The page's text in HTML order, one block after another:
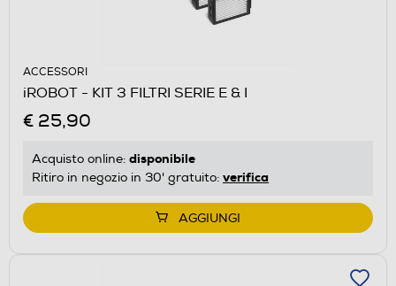
ACCESSORI
iROBOT - KIT 3 FILTRI SERIE E & I
€ 25,90
Acquisto online: disponibile
Ritiro in negozio in 30' gratuito: verifica
AGGIUNGI